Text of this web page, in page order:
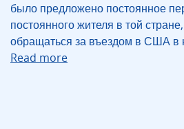
было предложено постоянное
постоянного жителя в той
обращаться за въездом в США в
Read more